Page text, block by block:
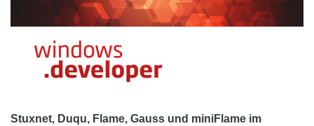
Stuxnet, Duqu, Flame, Gauss und miniFlame im